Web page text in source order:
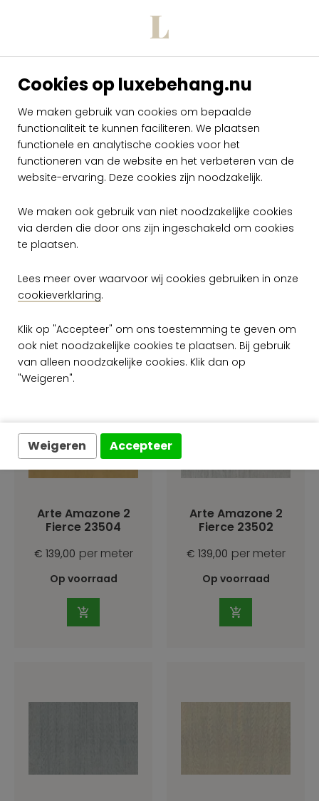
Cookies op luxebehang.nu
We maken gebruik van cookies om bepaalde
functionaliteit te kunnen faciliteren. We plaatsen
functionele en analytische cookies voor het
functioneren van de website en het verbeteren van de
website-ervaring. Deze cookies zijn noodzakelijk.
We maken ook gebruik van niet noodzakelijke cookies
via derden die door ons zijn ingeschakeld om cookies
te plaatsen.
Lees meer over waarvoor wij cookies gebruiken in onze
cookieverklaring.
Klik op "Accepteer" om ons toestemming te geven om
ook niet noodzakelijke cookies te plaatsen. Bij gebruik
van alleen noodzakelijke cookies. Klik dan op
"Weigeren".
Weigeren Accepteer
afwasbaar (natte lijm afdeppen)
Brandnorm: B-s1, d0 / Class A
Specificaties.pdf
Onderhoud.pdf
Brand certificaat EU.pdf
Brand certificaat US.pdf
Plak voorschriften.pdf
Meer Fierce kleuren uit de
Amazone 2 collectie
Arte Amazone 2
Fierce 23504
€ 139,00 per meter
Op voorraad
Arte Amazone 2
Fierce 23502
€ 139,00 per meter
Op voorraad